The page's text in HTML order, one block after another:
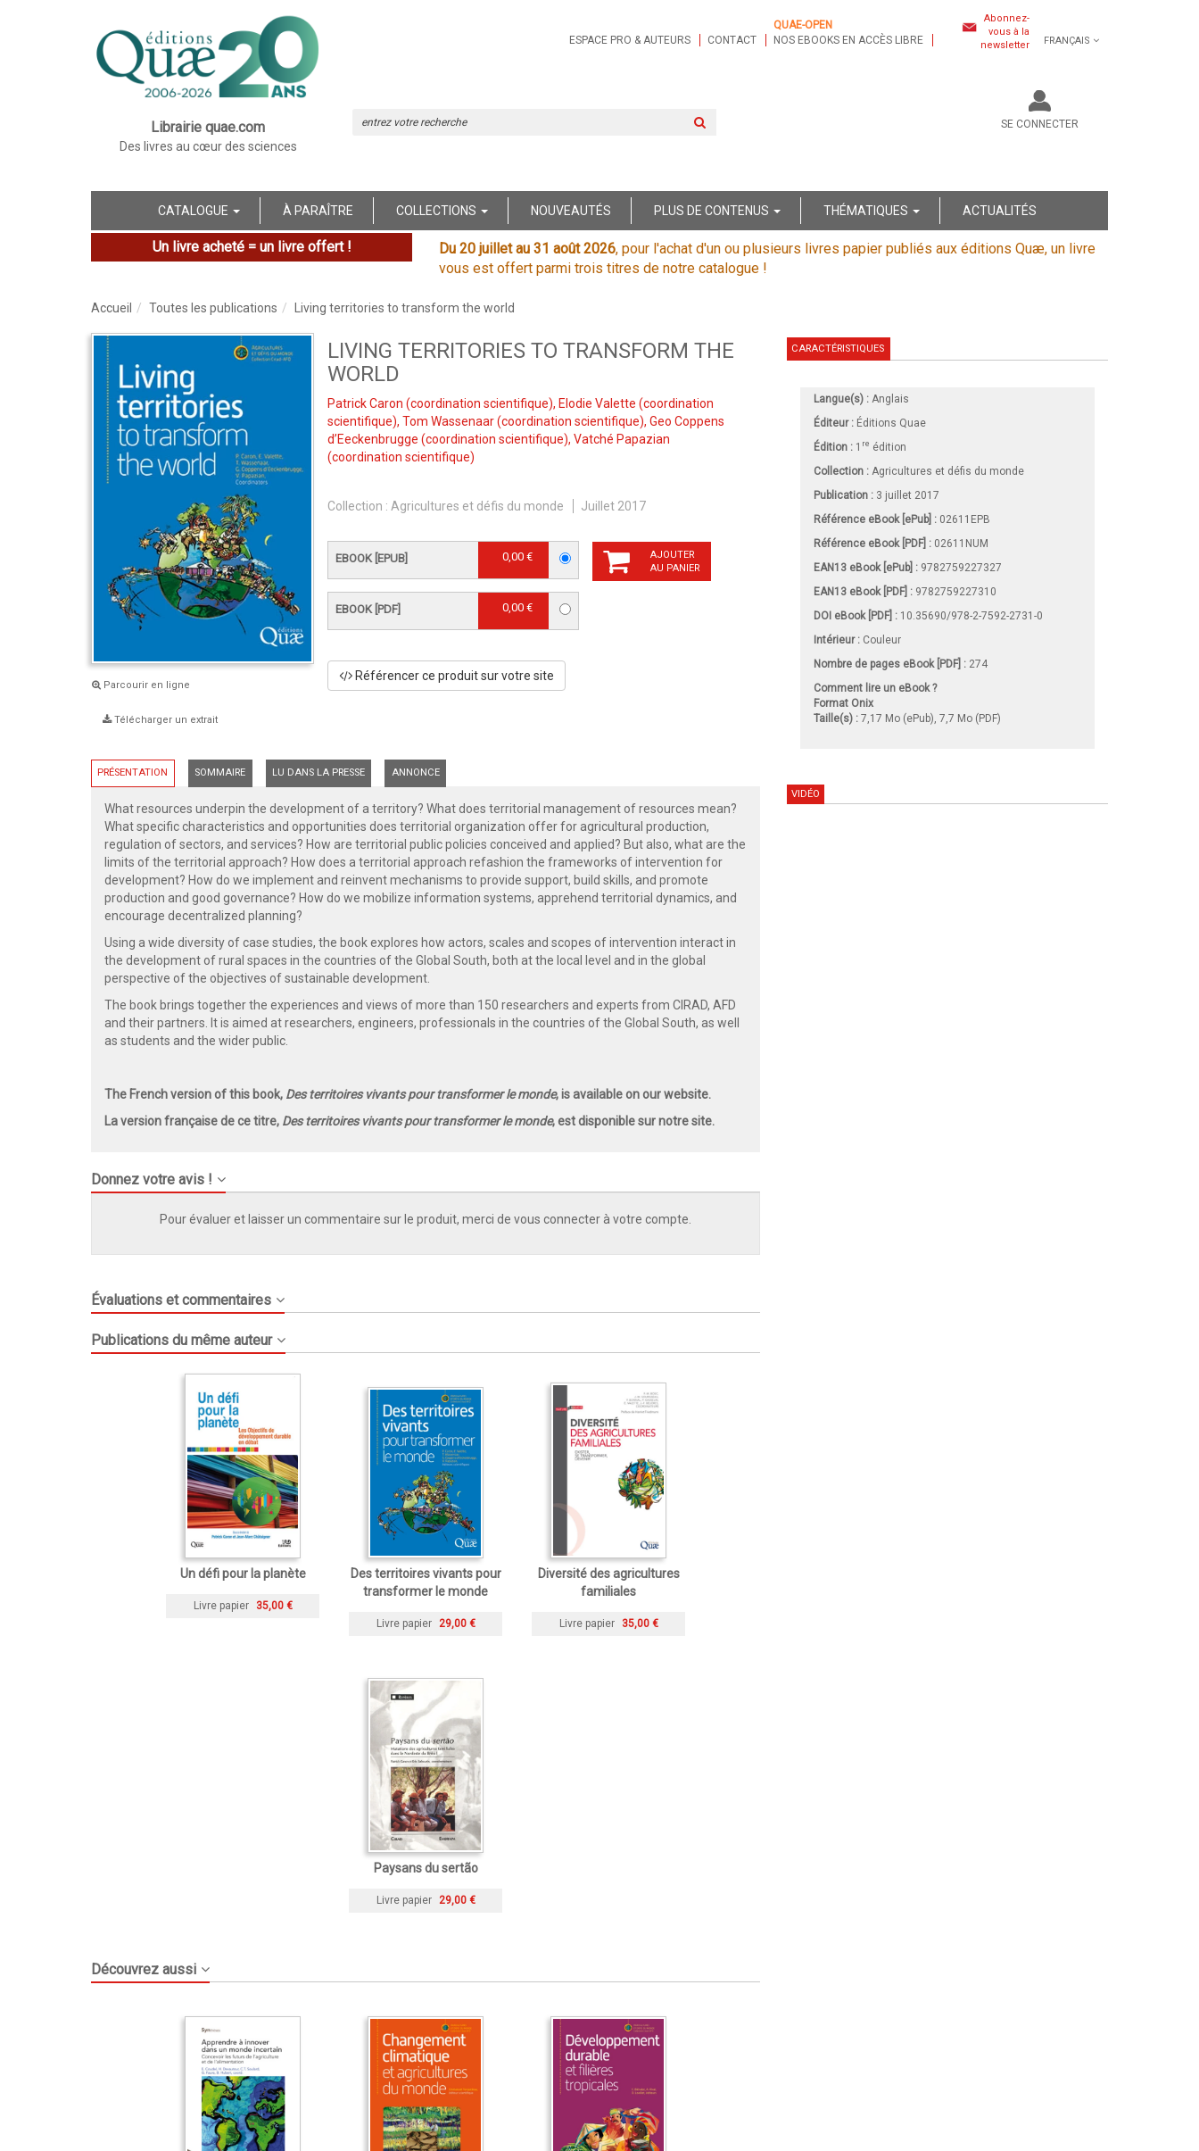
Librairie quae.com
Des livres au cœur des sciences
ESPACE PRO & AUTEURS CONTACT
QUAE-OPEN
NOS EBOOKS EN ACCÈS LIBRE
Abonnez-
vous à la
newsletter
FRANÇAIS
SE CONNECTER
CATALOGUE À PARAÎTRE COLLECTIONS NOUVEAUTÉS PLUS DE CONTENUS THÉMATIQUES ACTUALITÉS
Un livre acheté = un livre offert ! Du 20 juillet au 31 août 2026, pour l'achat d'un ou plusieurs livres papier publiés aux éditions Quæ, un livre
vous est offert parmi trois titres de notre catalogue !
Accueil Toutes les publications Living territories to transform the world
Parcourir en ligne
Télécharger un extrait
LIVING TERRITORIES TO TRANSFORM THE
WORLD
Patrick Caron (coordination scientifique), Elodie Valette (coordination
scientifique), Tom Wassenaar(coordination scientifique), Geo Coppens
d’Eeckenbrugge (coordination scientifique), Vatché Papazian
(coordination scientifique)
Collection : Agricultures et défis du monde Juillet 2017
EBOOK [EPUB] 0,00 €
EBOOK [PDF] 0,00 €
AJOUTER
AU PANIER
Référencer ce produit sur votre site
PRÉSENTATION SOMMAIRE LU DANS LA PRESSE ANNONCE
What resources underpin the development of a territory? What does territorial management of resources mean?
What specific characteristics and opportunities does territorial organization offer for agricultural production,
regulation of sectors, and services? How are territorial public policies conceived and applied? But also, what are the
limits of the territorial approach? How does a territorial approach refashion the frameworks of intervention for
development? How do we implement and reinvent mechanisms to provide support, build skills, and promote
production and good governance? How do we mobilize information systems, apprehend territorial dynamics, and
encourage decentralized planning?
Using a wide diversity of case studies, the book explores how actors, scales and scopes of intervention interact in
the development of rural spaces in the countries of the Global South, both at the local level and in the global
perspective of the objectives of sustainable development.
The book brings together the experiences and views of more than 150 researchers and experts from CIRAD, AFD
and their partners. It is aimed at researchers, engineers, professionals in the countries of the Global South, as well
as students and the wider public.
The French version of this book, Des territoires vivants pour transformer le monde, is available on our website.
La version française de ce titre, Des territoires vivants pour transformer le monde, est disponible sur notre site.
Donnez votre avis !
Pour évaluer et laisser un commentaire sur le produit, merci de vous connecter à votre compte.
Évaluations et commentaires
Publications du même auteur
Un défi pour la planète
Livre papier 35,00 €
Des territoires vivants pour
transformer le monde
Livre papier 29,00 €
Diversité des agricultures
familiales
Livre papier 35,00 €
Paysans du sertão
Livre papier 29,00 €
Découvrez aussi
CARACTÉRISTIQUES
Langue(s) : Anglais
Éditeur : Éditions Quae
Édition : 1 re édition
Collection : Agricultures et défis du monde
Publication : 3 juillet 2017
Référence eBook [ePub] : 02611EPB
Référence eBook [PDF] : 02611NUM
EAN13 eBook [ePub] : 9782759227327
EAN13 eBook [PDF] : 9782759227310
DOI eBook [PDF] : 10.35690/978-2-7592-2731-0
Intérieur : Couleur
Nombre de pages eBook [PDF] : 274
Comment lire un eBook ?
Format Onix
Taille(s) : 7,17 Mo (ePub), 7,7 Mo (PDF)
VIDÉO